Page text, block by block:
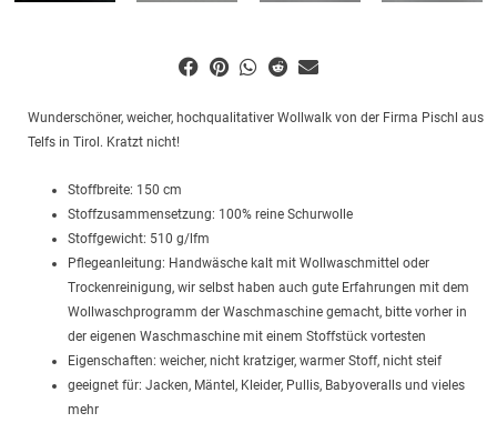
Wunderschöner, weicher, hochqualitativer Wollwalk von der Firma Pischl aus
Telfs in Tirol. Kratzt nicht!
Stoffbreite: 150 cm
Stoffzusammensetzung: 100% reine Schurwolle
Stoffgewicht: 510 g/lfm
Pflegeanleitung: Handwäsche kalt mit Wollwaschmittel oder
Trockenreinigung, wir selbst haben auch gute Erfahrungen mit dem
Wollwaschprogramm der Waschmaschine gemacht, bitte vorher in
der eigenen Waschmaschine mit einem Stoffstück vortesten
Eigenschaften: weicher, nicht kratziger, warmer Stoff, nicht steif
geeignet für: Jacken, Mäntel, Kleider, Pullis, Babyoveralls und vieles
mehr